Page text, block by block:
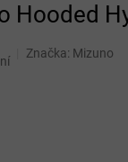
Hooded
Značka: Mizuno